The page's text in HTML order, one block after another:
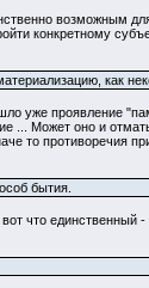
возможным
конкретному
как
уже проявление
... Может оно и
то противоречия
бытия.
что единственный